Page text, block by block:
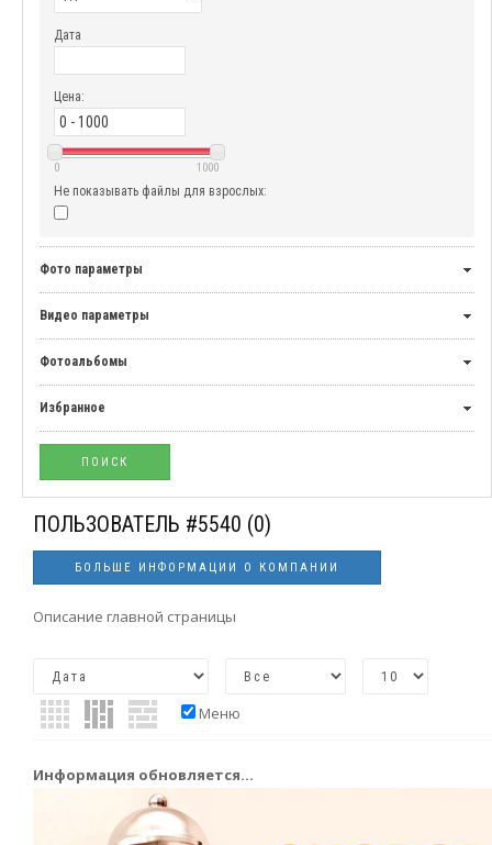
Дата
Цена:
0 1000
Не показывать файлы для взрослых:
Фото параметры
Видео параметры
Фотоальбомы
Избранное
ПОЛЬЗОВАТЕЛЬ #5540 (0)
БОЛЬШЕ ИНФОРМАЦИИ О КОМПАНИИ
Описание главной страницы
Меню
Информация обновляется...